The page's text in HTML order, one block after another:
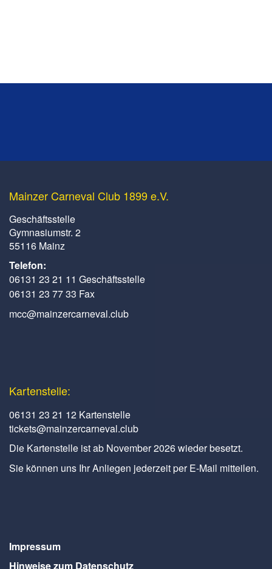
Mainzer Carneval Club 1899 e.V.
Geschäftsstelle
Gymnasiumstr. 2
55116 Mainz
Telefon:
06131 23 21 11 Geschäftsstelle
06131 23 77 33 Fax
mcc@mainzercarneval.club
Kartenstelle:
06131 23 21 12 Kartenstelle
tickets@mainzercarneval.club
Die Kartenstelle ist ab November 2026 wieder besetzt.
Sie können uns Ihr Anliegen jederzeit per E-Mail mitteilen.
Impressum
Hinweise zum Datenschutz